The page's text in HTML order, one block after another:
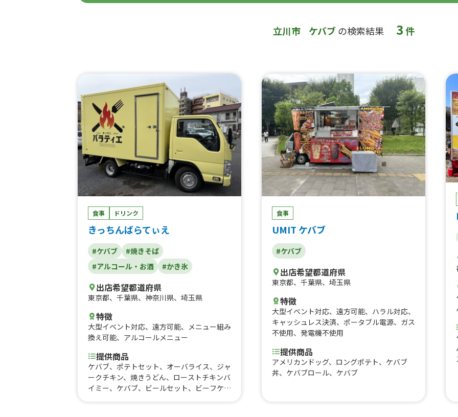
立川市 ケバブの検索結果 3件
食事 ドリンク
きっちんばらてぃえ
#ケバブ
#焼きそば
#アルコール・お酒
#かき氷
出店希望都道府県
東京都、 千葉県、 神奈川県、 埼玉県
特徴
大型イベント対応、 遠方可能、 メニュー組み
換え可能、 アルコールメニュー
提供商品
ケバブ、ポテトセット、オーバライス、ジャ
ークチキン、焼きうどん、ローストチキンバ
イミー、ケバブ、ビールセット、ビーフケバ
食事
UMIT ケバブ
#ケバブ
出店希望都道府県
東京都、 千葉県、 埼玉県
特徴
大型イベント対応、 遠方可能、 ハラル対応、
キャッシュレス決済、 ポータブル電源、 ガス
不使用、 発電機不使用
提供商品
アメリカンドッグ、ロングポテト、ケバブ
丼、ケバブロール、ケバブ